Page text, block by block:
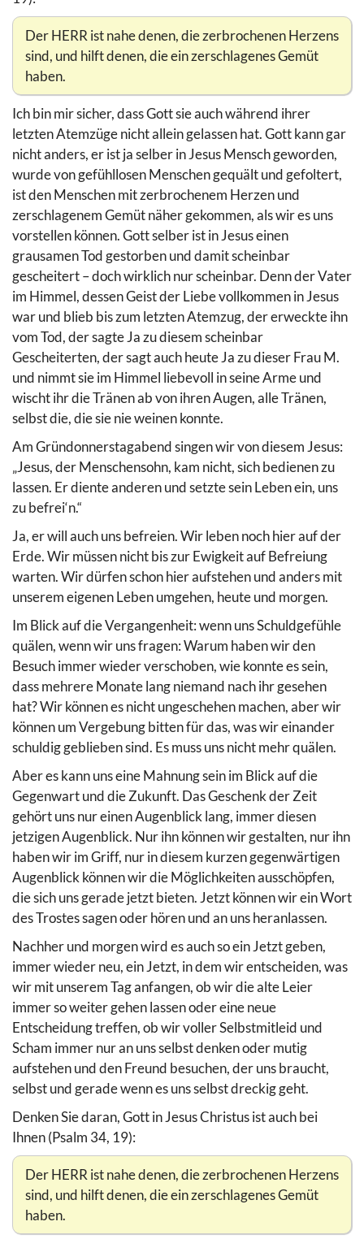
Der HERR ist nahe denen, die zerbrochenen Herzens
sind, und hilft denen, die ein zerschlagenes Gemüt
haben.
Ich bin mir sicher, dass Gott sie auch während ihrer
letzten Atemzüge nicht allein gelassen hat. Gott kann gar
nicht anders, er ist ja selber in Jesus Mensch geworden,
wurde von gefühllosen Menschen gequält und gefoltert,
ist den Menschen mit zerbrochenem Herzen und
zerschlagenem Gemüt näher gekommen, als wir es uns
vorstellen können. Gott selber ist in Jesus einen
grausamen Tod gestorben und damit scheinbar
gescheitert – doch wirklich nur scheinbar. Denn der Vater
im Himmel, dessen Geist der Liebe vollkommen in Jesus
war und blieb bis zum letzten Atemzug, der erweckte ihn
vom Tod, der sagte Ja zu diesem scheinbar
Gescheiterten, der sagt auch heute Ja zu dieser Frau M.
und nimmt sie im Himmel liebevoll in seine Arme und
wischt ihr die Tränen ab von ihren Augen, alle Tränen,
selbst die, die sie nie weinen konnte.
Am Gründonnerstagabend singen wir von diesem Jesus:
„Jesus, der Menschensohn, kam nicht, sich bedienen zu
lassen. Er diente anderen und setzte sein Leben ein, uns
zu befrei‘n.“
Ja, er will auch uns befreien. Wir leben noch hier auf der
Erde. Wir müssen nicht bis zur Ewigkeit auf Befreiung
warten. Wir dürfen schon hier aufstehen und anders mit
unserem eigenen Leben umgehen, heute und morgen.
Im Blick auf die Vergangenheit: wenn uns Schuldgefühle
quälen, wenn wir uns fragen: Warum haben wir den
Besuch immer wieder verschoben, wie konnte es sein,
dass mehrere Monate lang niemand nach ihr gesehen
hat? Wir können es nicht ungeschehen machen, aber wir
können um Vergebung bitten für das, was wir einander
schuldig geblieben sind. Es muss uns nicht mehr quälen.
Aber es kann uns eine Mahnung sein im Blick auf die
Gegenwart und die Zukunft. Das Geschenk der Zeit
gehört uns nur einen Augenblick lang, immer diesen
jetzigen Augenblick. Nur ihn können wir gestalten, nur ihn
haben wir im Griff, nur in diesem kurzen gegenwärtigen
Augenblick können wir die Möglichkeiten ausschöpfen,
die sich uns gerade jetzt bieten. Jetzt können wir ein Wort
des Trostes sagen oder hören und an uns heranlassen.
Nachher und morgen wird es auch so ein Jetzt geben,
immer wieder neu, ein Jetzt, in dem wir entscheiden, was
wir mit unserem Tag anfangen, ob wir die alte Leier
immer so weiter gehen lassen oder eine neue
Entscheidung treffen, ob wir voller Selbstmitleid und
Scham immer nur an uns selbst denken oder mutig
aufstehen und den Freund besuchen, der uns braucht,
selbst und gerade wenn es uns selbst dreckig geht.
Denken Sie daran, Gott in Jesus Christus ist auch bei
Ihnen (Psalm 34, 19):
Der HERR ist nahe denen, die zerbrochenen Herzens
sind, und hilft denen, die ein zerschlagenes Gemüt
haben.